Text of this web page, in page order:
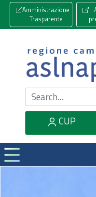
Amministrazione
Trasparente
Cerca nel sito
CUP